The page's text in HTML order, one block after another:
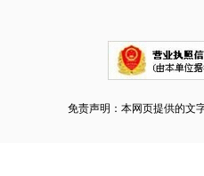
免责声明：本网页提供的文